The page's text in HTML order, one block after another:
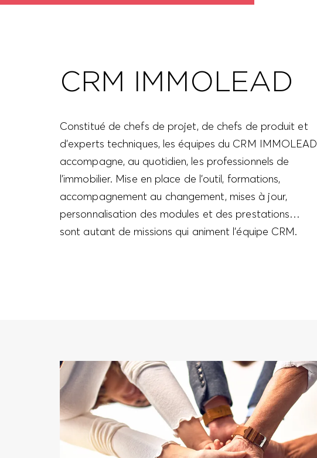
CRM IMMOLEAD
Constitué de chefs de projet, de chefs de produit et
d’experts techniques, les équipes du CRM IMMOLEAD
accompagne, au quotidien, les professionnels de
l’immobilier. Mise en place de l’outil, formations,
accompagnement au changement, mises à jour,
personnalisation des modules et des prestations…
sont autant de missions qui animent l’équipe CRM.